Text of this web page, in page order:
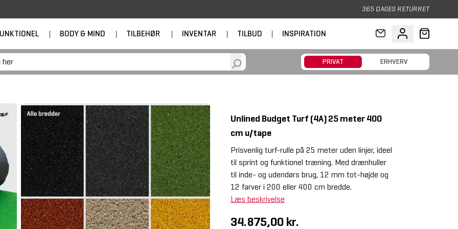
365 DAGES RETURRET
| BODY & MIND | TILBEHØR | INVENTAR | TILBUD | INSPIRATION
PRIVAT ERHVERV
Unlined Budget Turf (4A) 25 meter 400
cm u/tape
Prisvenlig turf-rulle på 25 meter uden linjer, ideel
til sprint og funktionel træning. Med drænhuller
til inde- og udendørs brug, 12 mm tot-højde og
12 farver i 200 eller 400 cm bredde.
Læs beskrivelse
34.875,00 kr.